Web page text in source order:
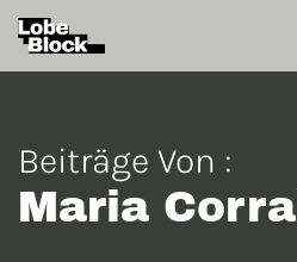
Beiträge Von :
Maria Corral